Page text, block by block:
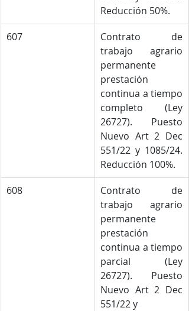
Reducción 50%.
607
Contrato de
trabajo agrario
permanente
prestación
continua a tiempo
completo (Ley
26727). Puesto
Nuevo Art 2 Dec
551/22 y 1085/24.
Reducción 100%.
608
Contrato de
trabajo agrario
permanente
prestación
continua a tiempo
parcial (Ley
26727). Puesto
Nuevo Art 2 Dec
551/22 y